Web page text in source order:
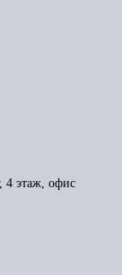
4 этаж, офис